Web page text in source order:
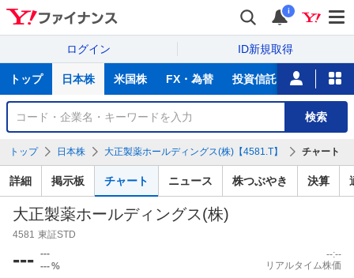
i
ログイン ID新規取得
サ
トップ 日本株 米国株 FX・為替 投資信託 ニュース
銘
検
索
検索
トップ 日本株 大正製薬ホールディングス(株)【4581.T】 チャート
詳細 掲示板 チャート ニュース 株つぶやき 決算
大正製薬ホールディングス(株)
4581 東証STD
--- ---
---%
--:--
リアルタイム株価